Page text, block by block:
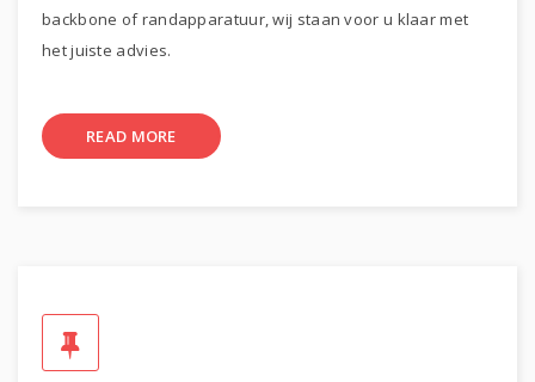
backbone of randapparatuur, wij staan voor u klaar met
het juiste advies.
READ MORE